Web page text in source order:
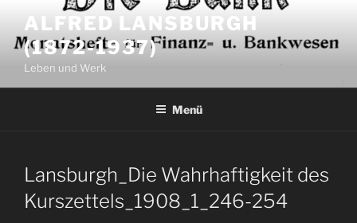
Inhalt
springen
ALFRED LANSBURGH
(1872-1937)
Leben und Werk
Menü
Lansburgh_Die Wahrhaftigkeit des
Kurszettels_1908_1_246-254